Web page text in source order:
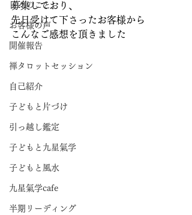
日々のこと
お客様の声
開催報告
禅タロットセッション
自己紹介
子どもと片づけ
引っ越し鑑定
子どもと九星氣学
子どもと風水
九星氣学cafe
半期リーディング
募集しており、
先日受けて下さったお客様から
こんなご感想を頂きました